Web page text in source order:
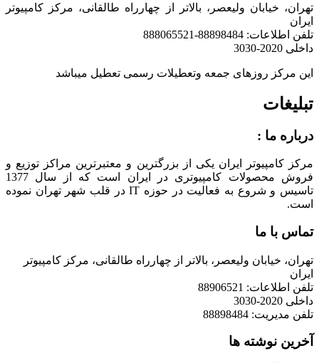
تهران، خیابان ولیعصر، بالاتر از چهارراه طالقانی، مرکز کامپیوتر
ایران
تلفن اطلاعات: 88898484-888065521
داخلی 2020-3030
این مرکز روزهای جمعه وتعطیلات رسمی تعطیل میباشد
تبلیغات
درباره ما :
مرکز کامپیوتر ایران یکی از بزرگترین و معتبرترین مراکز توزیع و
فروش محصولات کامپیوتری در ایران است که از سال 1377
تاسیس و شروع به فعالیت در حوزه IT در قلب شهر تهران نموده
است.
تماس با ما
تهران، خیابان ولیعصر، بالاتر از چهارراه طالقانی، مرکز کامپیوتر
ایران
تلفن اطلاعات: 88906521
داخلی 2020-3030
تلفن مدیریت: 88898484
آخرین نوشته ها